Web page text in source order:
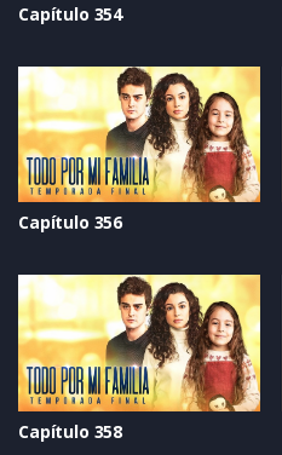
Capítulo 354
Capítulo 356
Capítulo 358